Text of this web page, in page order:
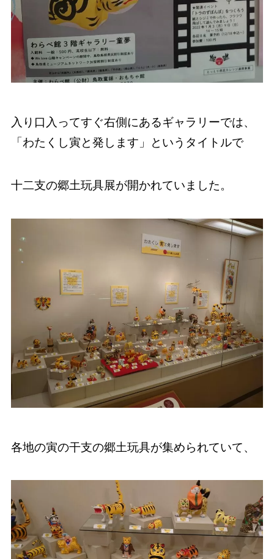
入り口入ってすぐ右側にあるギャラリーでは、
「わたくし寅と発します」というタイトルで
十二支の郷土玩具展が開かれていました。
各地の寅の干支の郷土玩具が集められていて、